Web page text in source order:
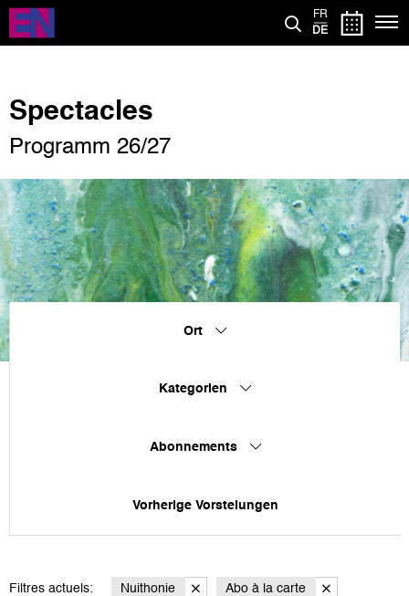
Direkt
zum
Inhalt
FR
DE
Spectacles
Programm 26/27
Ort
Kategorien
Abonnements
Vorherige Vorstelungen
Filtres actuels: Nuithonie Abo à la carte